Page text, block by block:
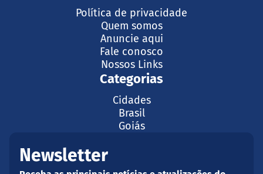
Política de privacidade
Quem somos
Anuncie aqui
Fale conosco
Nossos Links
Categorias
Cidades
Brasil
Goiás
Newsletter